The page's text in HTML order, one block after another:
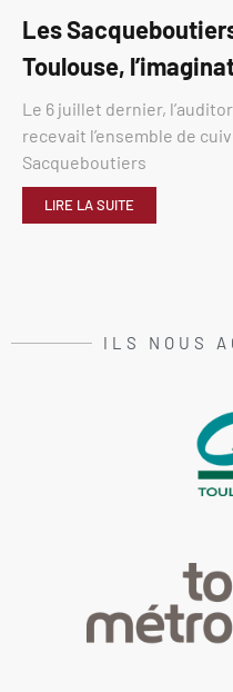
Les
Toulouse,
Le 6 juillet dernier,
recevait l’ensemble de
Sacqueboutiers
LIRE LA SUITE
ILS NOUS